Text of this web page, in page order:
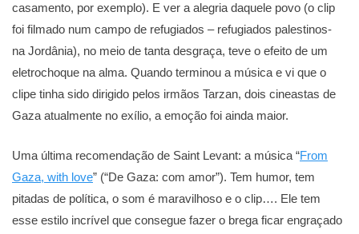
casamento, por exemplo). E ver a alegria daquele povo (o clip
foi filmado num campo de refugiados – refugiados palestinos-
na Jordânia), no meio de tanta desgraça, teve o efeito de um
eletrochoque na alma. Quando terminou a música e vi que o
clipe tinha sido dirigido pelos irmãos Tarzan, dois cineastas de
Gaza atualmente no exílio, a emoção foi ainda maior.
Uma última recomendação de Saint Levant: a música “From
Gaza, with love” (“De Gaza: com amor”). Tem humor, tem
pitadas de política, o som é maravilhoso e o clip…. Ele tem
esse estilo incrível que consegue fazer o brega ficar engraçado